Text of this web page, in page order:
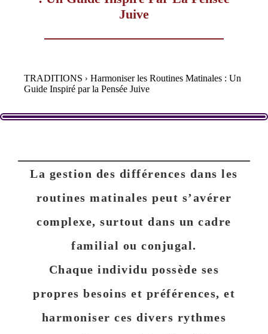
Juive
TRADITIONS
Harmoniser les Routines Matinales : Un
Guide Inspiré par la Pensée Juive
La gestion des différences dans les
routines matinales peut s’avérer
complexe, surtout dans un cadre
familial ou conjugal.
Chaque individu possède ses
propres besoins et préférences, et
harmoniser ces divers rythmes